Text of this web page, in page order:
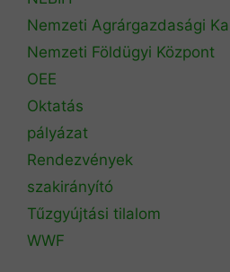
Nemzeti Agrárgazdasági
Nemzeti Földügyi Központ
OEE
Oktatás
pályázat
Rendezvények
szakirányító
Tűzgyújtási tilalom
WWF